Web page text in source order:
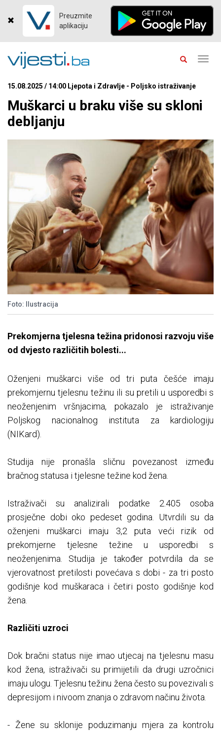
Preuzmite
aplikaciju
15.08.2025 / 14:00 Ljepota i Zdravlje - Poljsko istraživanje
Muškarci u braku više su skloni
debljanju
Foto: Ilustracija
Prekomjerna tjelesna težina pridonosi razvoju više
od dvjesto različitih bolesti...
Oženjeni muškarci više od tri puta češće imaju
prekomjernu tjelesnu težinu ili su pretili u usporedbi s
neoženjenim vršnjacima, pokazalo je istraživanje
Poljskog nacionalnog instituta za kardiologiju
(NIKard).
Studija nije pronašla sličnu povezanost između
bračnog statusa i tjelesne težine kod žena.
Istraživači su analizirali podatke 2.405 osoba
prosječne dobi oko pedeset godina. Utvrdili su da
oženjeni muškarci imaju 3,2 puta veći rizik od
prekomjerne tjelesne težine u usporedbi s
neoženjenima. Studija je također potvrdila da se
vjerovatnost pretilosti povećava s dobi - za tri posto
godišnje kod muškaraca i četiri posto godišnje kod
žena.
Različiti uzroci
Dok bračni status nije imao utjecaj na tjelesnu masu
kod žena, istraživači su primijetili da drugi uzročnici
imaju ulogu. Tjelesnu težinu žena često su povezivali s
depresijom i nivoom znanja o zdravom načinu života.
- Žene su sklonije poduzimanju mjera za kontrolu